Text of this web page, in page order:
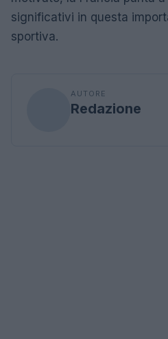
significativi in questa
sportiva.
AUTORE
Redazione